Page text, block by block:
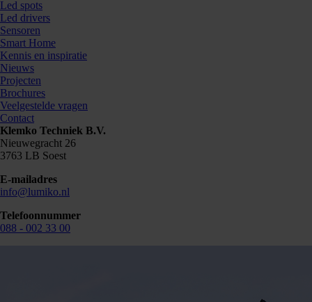
Led spots
Led drivers
Sensoren
Smart Home
Kennis en inspiratie
Nieuws
Projecten
Brochures
Veelgestelde vragen
Contact
Klemko Techniek B.V.
Nieuwegracht 26
3763 LB Soest
E-mailadres
info@lumiko.nl
Telefoonnummer
088 - 002 33 00